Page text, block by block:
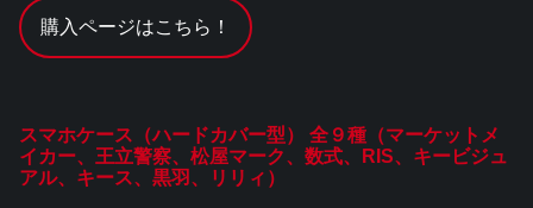
購入ページはこちら！
スマホケース（ハードカバー型） 全９種（マーケットメ
イカー、王立警察、松屋マーク、数式、RIS、キービジュ
アル、キース、黒羽、リリィ）